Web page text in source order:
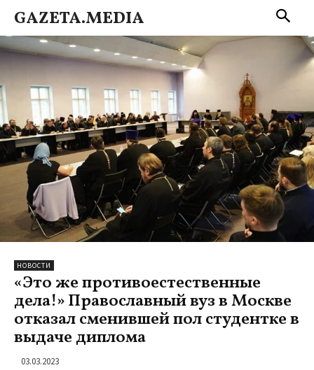
GAZETA.MEDIA
НОВОСТИ
«Это же противоестественные
дела!» Православный вуз в Москве
отказал сменившей пол студентке в
выдаче диплома
03.03.2023